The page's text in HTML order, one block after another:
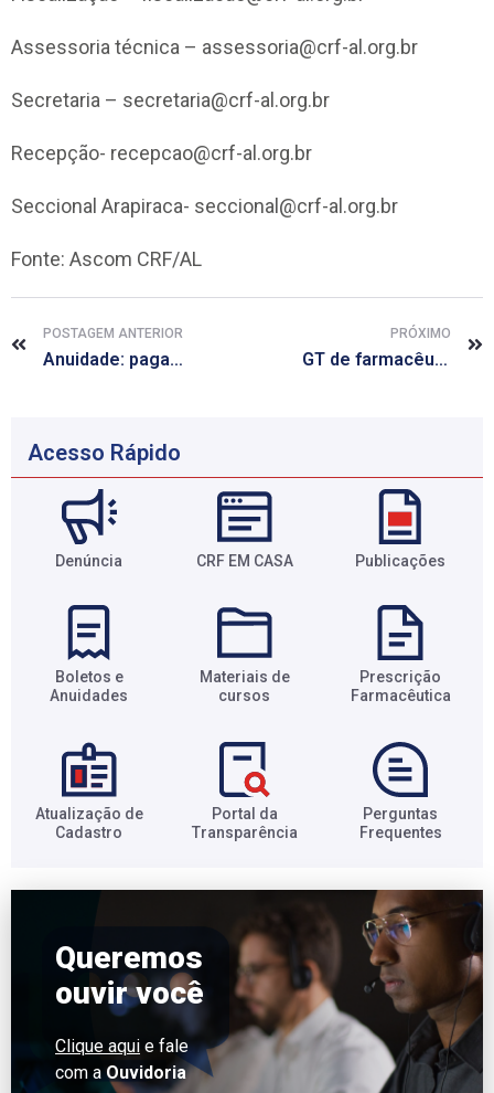
Assessoria técnica – assessoria@crf-al.org.br
Secretaria – secretaria@crf-al.org.br
Recepção- recepcao@crf-al.org.br
Seccional Arapiraca- seccional@crf-al.org.br
Fonte: Ascom CRF/AL
POSTAGEM ANTERIOR
Anuidade: pagamento sem juros encerra no dia 30 de julho
PRÓXIMO
GT de farmacêuticos proprietários realiza mais uma reunião
Acesso Rápido
Denúncia CRF EM CASA Publicações
Boletos e
Anuidades​
Materiais de
cursos​
Prescrição
Farmacêutica​
Atualização de
Cadastro​
Portal da
Transparência​
Perguntas
Frequentes​
Queremos
ouvir você
Clique aqui e fale
com aOuvidoria